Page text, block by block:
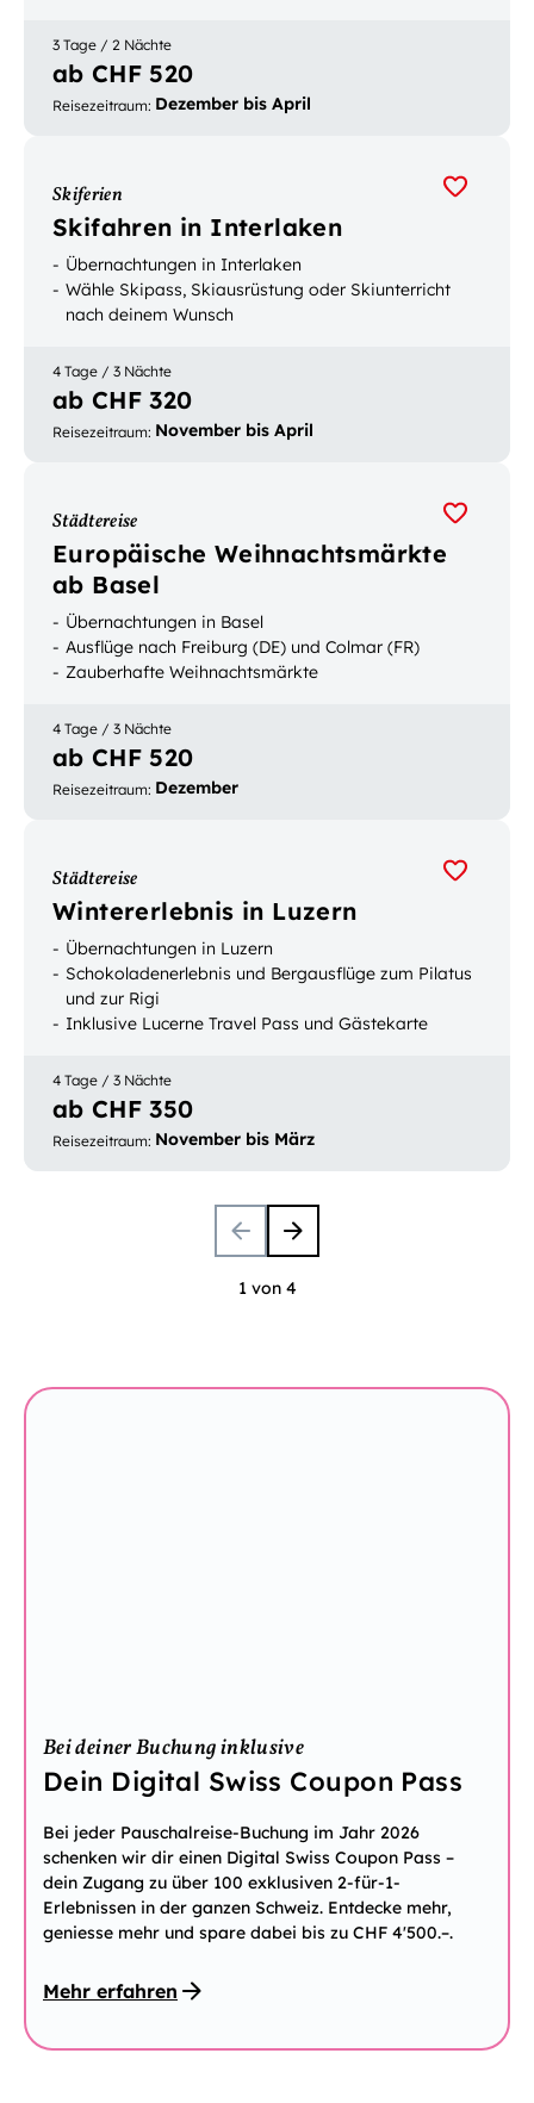
3 Tage / 2 Nächte
ab CHF 520
Reisezeitraum: Dezember bis April
Skiferien
Skifahren in Interlaken
Übernachtungen in Interlaken
Wähle Skipass, Skiausrüstung oder Skiunterricht
nach deinem Wunsch
4 Tage / 3 Nächte
ab CHF 320
Reisezeitraum: November bis April
Städtereise
Europäische Weihnachtsmärkte
ab Basel
Übernachtungen in Basel
Ausflüge nach Freiburg (DE) und Colmar (FR)
Zauberhafte Weihnachtsmärkte
4 Tage / 3 Nächte
ab CHF 520
Reisezeitraum: Dezember
Städtereise
Wintererlebnis in Luzern
Übernachtungen in Luzern
Schokoladenerlebnis und Bergausflüge zum Pilatus
und zur Rigi
Inklusive Lucerne Travel Pass und Gästekarte
4 Tage / 3 Nächte
ab CHF 350
Reisezeitraum: November bis März
1 von 4
Bei deiner Buchung inklusive
Dein Digital Swiss Coupon Pass
Bei jeder Pauschalreise-Buchung im Jahr 2026
schenken wir dir einen Digital Swiss Coupon Pass –
dein Zugang zu über 100 exklusiven 2-für-1-
Erlebnissen in der ganzen Schweiz. Entdecke mehr,
geniesse mehr und spare dabei bis zu CHF 4'500.–.
Mehr erfahren